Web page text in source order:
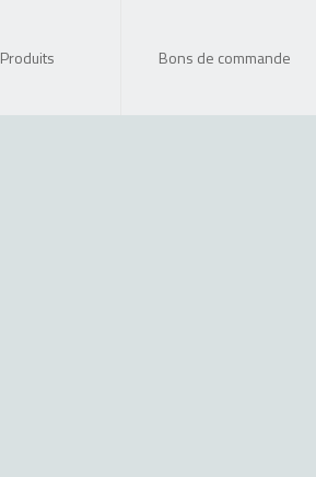
Produits Bons de commande